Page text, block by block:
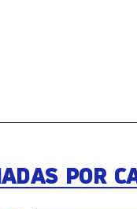
POR